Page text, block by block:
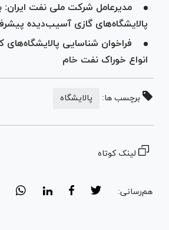
مدیرعامل شرکت ملی نفت ایران:
پالایشگاه‌های گازی آسیب‌دیده
فراخوان شناسایی
انواع خوراک نفت خام
برچسب ها: پالایشگاه
لینک کوتاه
هم‌رسانی: